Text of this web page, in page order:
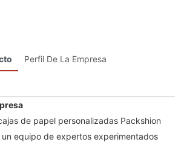
Perfil De La Empresa
de papel personalizadas Packshion
equipo de expertos experimentados